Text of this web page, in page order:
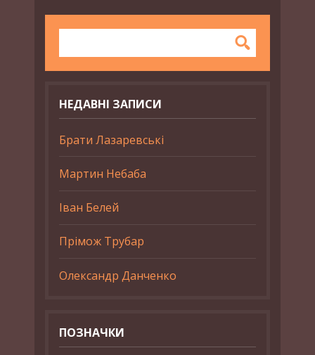
НЕДАВНІ ЗАПИСИ
Брати Лазаревські
Мартин Небаба
Іван Белей
Прімож Трубар
Олександр Данченко
ПОЗНАЧКИ